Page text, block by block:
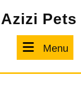
Pets
Menu